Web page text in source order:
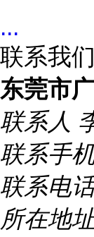
...
联系我们
东莞市
联系人
联系手
联系电
所在地